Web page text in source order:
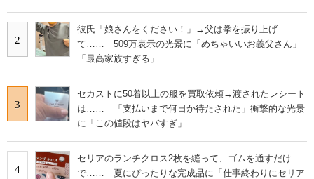
2
彼氏「娘さんをください！」→父は拳を振り上げ
て…… 509万表示の光景に「めちゃいいお義父さん」
「最高家族すぎる」
3
セカストに50着以上の服を買取依頼→渡されたレシート
は…… 「支払いまで何日か待たされた」衝撃的な光景
に「この値段はヤバすぎ」
4
セリアのランチクロス2枚を縫って、ゴムを通すだけ
で…… 夏にぴったりな完成品に「仕事終わりにセリア